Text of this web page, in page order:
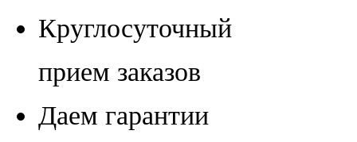
Круглосуточный
прием заказов
Даем гарантии